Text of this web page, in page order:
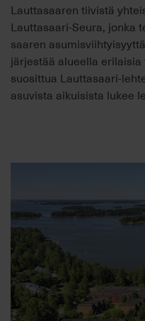
Lauttasaaren tiivistä
Lauttasaari-Seura, jonka
saaren
järjestää alueella
suosittua Lauttasaari-
asuvista aikuisista lukee